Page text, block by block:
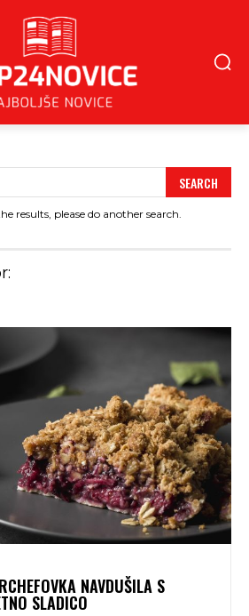
SEARCH
results, please do another search.
NAVDUŠILA S
SLADICO